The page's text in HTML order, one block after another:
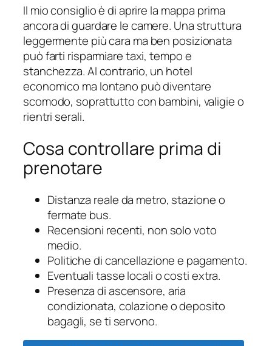
Il mio consiglio è di aprire la mappa prima
ancora di guardare le camere. Una struttura
leggermente più cara ma ben posizionata
può farti risparmiare taxi, tempo e
stanchezza. Al contrario, un hotel
economico ma lontano può diventare
scomodo, soprattutto con bambini, valigie o
rientri serali.
Cosa controllare prima di
prenotare
Distanza reale da metro, stazione o
fermate bus.
Recensioni recenti, non solo voto
medio.
Politiche di cancellazione e pagamento.
Eventuali tasse locali o costi extra.
Presenza di ascensore, aria
condizionata, colazione o deposito
bagagli, se ti servono.